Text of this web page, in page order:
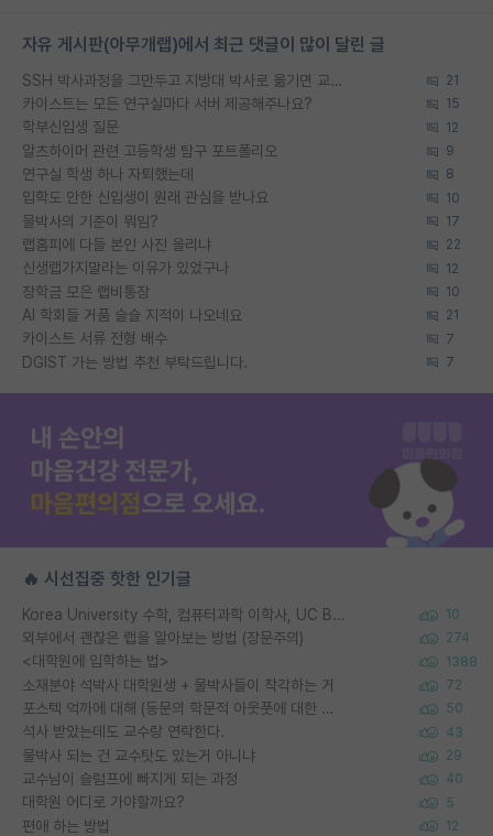
자유 게시판(아무개랩)에서 최근 댓글이 많이 달린 글
SSH 박사과정을 그만두고 지방대 박사로 옮기면 교수의 꿈은 끝일까요? 21
카이스트는 모든 연구실마다 서버 제공해주나요? 15
학부신입생 질문 12
알츠하이머 관련 고등학생 탐구 포트폴리오 9
연구실 학생 하나 자퇴했는데 8
입학도 안한 신입생이 원래 관심을 받나요 10
물박사의 기준이 뭐임? 17
랩홈피에 다들 본인 사진 올리냐 22
신생랩가지말라는 이유가 있었구나 12
장학금 모은 랩비통장 10
AI 학회들 거품 슬슬 지적이 나오네요 21
카이스트 서류 전형 배수 7
DGIST 가는 방법 추천 부탁드립니다. 7
🔥 시선집중 핫한 인기글
Korea University 수학, 컴퓨터과학 이학사, UC Berkeley 산업공학 대학원 공학박사가 되는 것은 쉽지 않겠죠? 10
외부에서 괜찮은 랩을 알아보는 방법 (장문주의) 274
<대학원에 입학하는 법> 1388
소재분야 석박사 대학원생 + 물박사들이 착각하는 거 72
포스텍 억까에 대해 (동문의 학문적 아웃풋에 대한 반박) 50
석사 받았는데도 교수랑 연락한다. 43
물박사 되는 건 교수탓도 있는거 아니냐 29
교수님이 슬럼프에 빠지게 되는 과정 40
대학원 어디로 가야할까요? 5
편애 하는 방법 12